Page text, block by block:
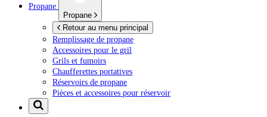
Propane
Propane
Retour au menu principal
Remplissage de propane
Accessoires pour le gril
Grils et fumoirs
Chaufferettes portatives
Réservoirs de propane
Pièces et accessoires pour réservoir